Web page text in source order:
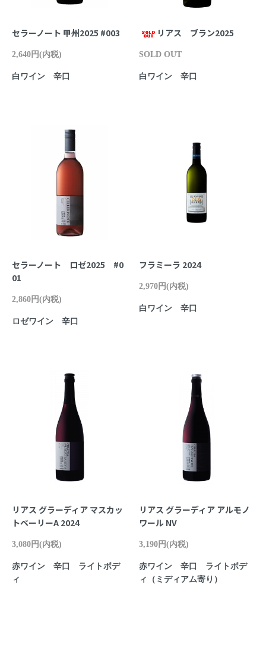
セラーノート 甲州2025 #003
2,640円(内税)
白ワイン 辛口
リアス ブラン2025
SOLD OUT
白ワイン 辛口
セラーノート ロゼ2025 #0
01
2,860円(内税)
ロゼワイン 辛口
フラミーラ 2024
2,970円(内税)
白ワイン 辛口
リアス グラーディア マスカッ
トベーリーA 2024
3,080円(内税)
赤ワイン 辛口 ライトボデ
ィ
リアス グラーディア アルモノ
ワール NV
3,190円(内税)
赤ワイン 辛口 ライトボデ
ィ（ミディアム寄り）